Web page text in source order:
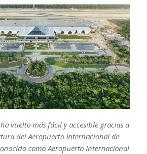
vuelto más fácil y accesible gracias a
del Aeropuerto Internacional de
como Aeropuerto Internacional